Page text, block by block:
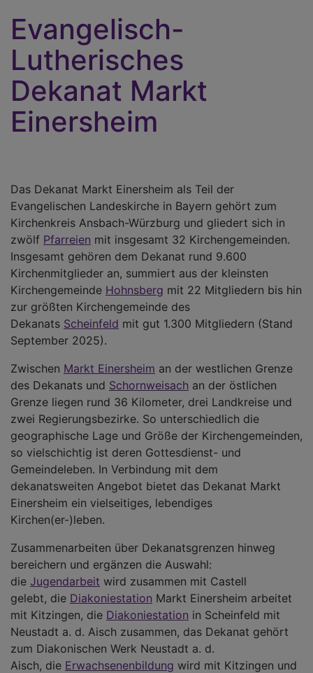
Evangelisch-
Lutherisches
Dekanat Markt
Einersheim
Das Dekanat Markt Einersheim als Teil der
Evangelischen Landeskirche in Bayern gehört zum
Kirchenkreis Ansbach-Würzburg und gliedert sich in
zwölf Pfarreien mit insgesamt 32 Kirchengemeinden.
Insgesamt gehören dem Dekanat rund 9.600
Kirchenmitglieder an, summiert aus der kleinsten
Kirchengemeinde Hohnsberg mit 22 Mitgliedern bis hin
zur größten Kirchengemeinde des
Dekanats Scheinfeld mit gut 1.300 Mitgliedern (Stand
September 2025).
Zwischen Markt Einersheim an der westlichen Grenze
des Dekanats und Schornweisach an der östlichen
Grenze liegen rund 36 Kilometer, drei Landkreise und
zwei Regierungsbezirke. So unterschiedlich die
geographische Lage und Größe der Kirchengemeinden,
so vielschichtig ist deren Gottesdienst- und
Gemeindeleben. In Verbindung mit dem
dekanatsweiten Angebot bietet das Dekanat Markt
Einersheim ein vielseitiges, lebendiges
Kirchen(er-)leben.
Zusammenarbeiten über Dekanatsgrenzen hinweg
bereichern und ergänzen die Auswahl:
die Jugendarbeit wird zusammen mit Castell
gelebt, die Diakoniestation Markt Einersheim arbeitet
mit Kitzingen, die Diakoniestation in Scheinfeld mit
Neustadt a. d. Aisch zusammen, das Dekanat gehört
zum Diakonischen Werk Neustadt a. d.
Aisch, die Erwachsenenbildung wird mit Kitzingen und